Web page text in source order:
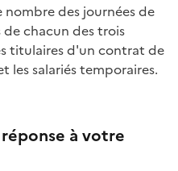
des journées de
chacun des trois
titulaires d'un contrat de
les salariés temporaires.
à votre